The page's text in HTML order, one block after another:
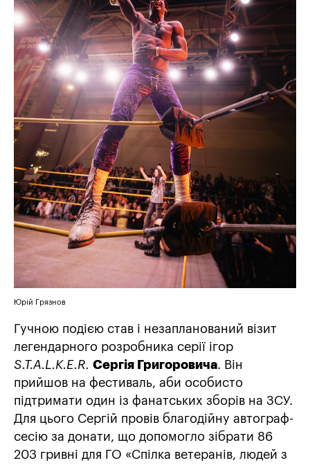
Юрій Грязнов
Гучною подією став і незапланований візит
легендарного розробника серії ігор
S.T.A.L.K.E.R. Сергія Григоровича. Він
прийшов на фестиваль, аби особисто
підтримати один із фанатських зборів на ЗСУ.
Для цього Сергій провів благодійну автограф-
сесію за донати, що допомогло зібрати 86
203 гривні для ГО «Спілка ветеранів, людей з